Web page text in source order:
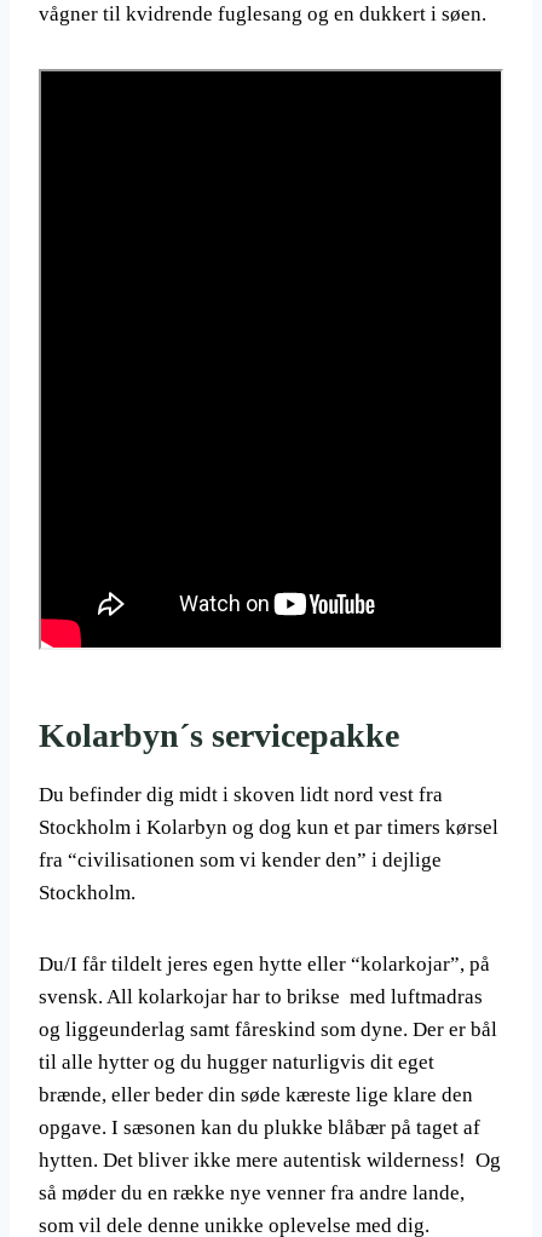
vågner til kvidrende fuglesang og en dukkert i søen.
Kolarbyn´s servicepakke
Du befinder dig midt i skoven lidt nord vest fra
Stockholm i Kolarbyn og dog kun et par timers kørsel
fra “civilisationen som vi kender den” i dejlige
Stockholm.
Du/I får tildelt jeres egen hytte eller “kolarkojar”, på
svensk. All kolarkojar har to brikse med luftmadras
og liggeunderlag samt fåreskind som dyne. Der er bål
til alle hytter og du hugger naturligvis dit eget
brænde, eller beder din søde kæreste lige klare den
opgave. I sæsonen kan du plukke blåbær på taget af
hytten. Det bliver ikke mere autentisk wilderness! Og
så møder du en række nye venner fra andre lande,
som vil dele denne unikke oplevelse med dig.